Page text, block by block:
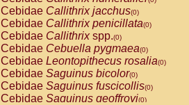
Cebidae Callithrix jacchus(0)
Cebidae Callithrix penicillata(0)
Cebidae Callithrixspp.(0)
Cebidae Cebuella pygmaea(0)
Cebidae Leontopithecus rosalia(0)
Cebidae Saguinus bicolor(0)
Cebidae Saguinus fuscicollis(0)
Cebidae Saguinus geoffroyi(0)